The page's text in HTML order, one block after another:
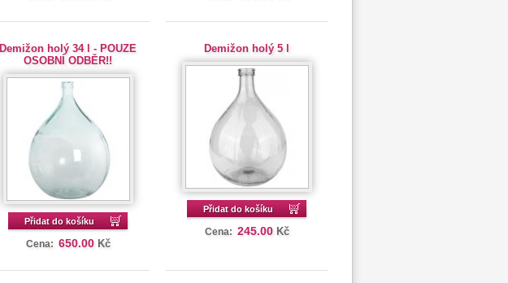
Demižon holý 34 l - POUZE
OSOBNÍ ODBĚR!!
Přidat do košíku
Cena: 650.00 Kč
Demižon holý 5 l
Přidat do košíku
Cena: 245.00 Kč